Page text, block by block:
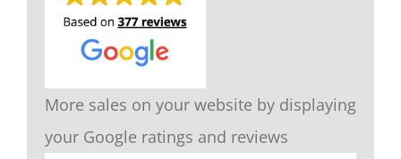
More sales on your website by displaying
your Google ratings and reviews